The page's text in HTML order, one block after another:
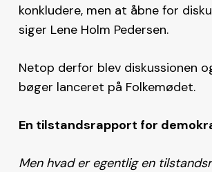
konkludere, men at åbne for
siger Lene Holm Pedersen.
Netop derfor blev diskussionen
bøger lanceret på Folkemødet.
En tilstandsrapport for
Men hvad er egentlig en